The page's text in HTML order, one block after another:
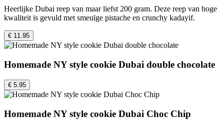
Heerlijke Dubai reep van maar liefst 200 gram. Deze reep van hoge
kwaliteit is gevuld met smeuïge pistache en crunchy kadayif.
€ 11.95
Homemade NY style cookie Dubai double chocolate
€ 5.95
Homemade NY style cookie Dubai Choc Chip